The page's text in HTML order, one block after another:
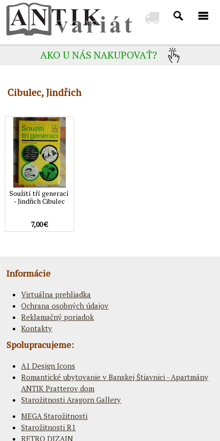
AKO U NÁS NAKUPOVAŤ?
Cibulec, Jindřich
Soužití tří generací
- Jindřich Cibulec
7,00 €
Informácie
Virtuálna prehliadka
Ochrana osobných údajov
Reklamačný poriadok
Kontakty
Spolupracujeme:
A1 Design Icons
Romantické ubytovanie v Banskej Štiavnici - Apartmány
ANTIK Pratterov dom
Starožitnosti Aragorn Gallery
MEGA Starožitnosti
Starožitnosti R1
RETRO DIZAJN